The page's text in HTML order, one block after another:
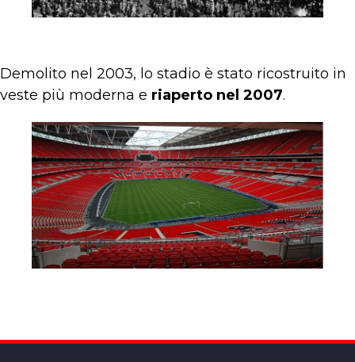
Demolito nel 2003, lo stadio è stato ricostruito in
veste più moderna e riaperto nel 2007.